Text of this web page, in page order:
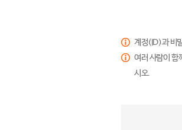
계정(ID)과 비
여러 사람이 함
시오.